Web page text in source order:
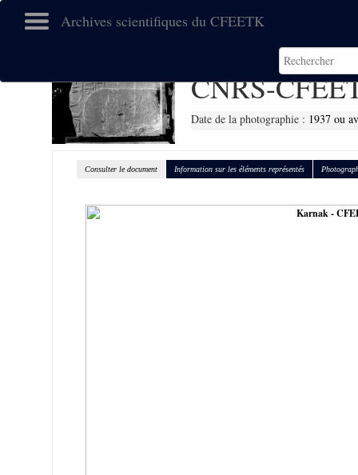
Archives scientifiques du CFEETK
CNRS-
Date de la photographie : 1937 ou
Consulter le document Information sur les éléments représentés